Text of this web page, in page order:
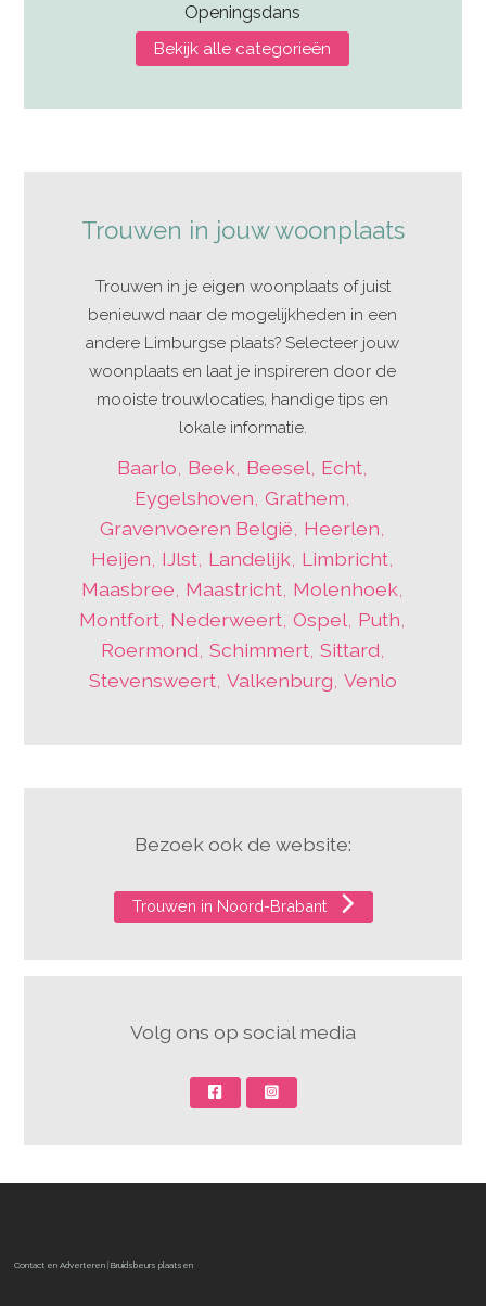
Openingsdans
Bekijk alle categorieën
Trouwen in jouw woonplaats
Trouwen in je eigen woonplaats of juist
benieuwd naar de mogelijkheden in een
andere Limburgse plaats? Selecteer jouw
woonplaats en laat je inspireren door de
mooiste trouwlocaties, handige tips en
lokale informatie.
Baarlo Beek Beesel Echt
Eygelshoven ,Grathem
Gravenvoeren België Heerlen
Heijen IJlst Landelijk Limbricht
Maasbree Maastricht Molenhoek
Montfort Nederweert ,Ospel Puth
Roermond Schimmert, Sittard
Stevensweert, Valkenburg Venlo
Bezoek ook de website:
Trouwen in Noord-Brabant
Volg ons op social media
Contact en Adverteren |Bruidsbeurs plaatsen